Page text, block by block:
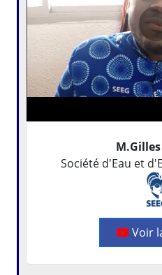
M.Gilles
Société d'Eau et
Voir